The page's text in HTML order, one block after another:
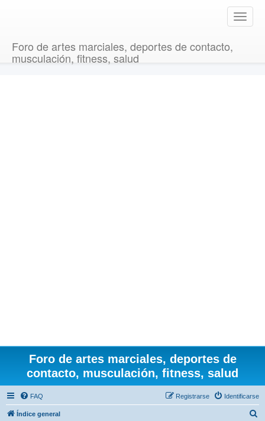
T
o
Foro de artes marciales, deportes de contacto,
musculación, fitness, salud
Foro de artes marciales, deportes de
contacto, musculación, fitness, salud
FAQ Identificarse
Registrarse
Índice general